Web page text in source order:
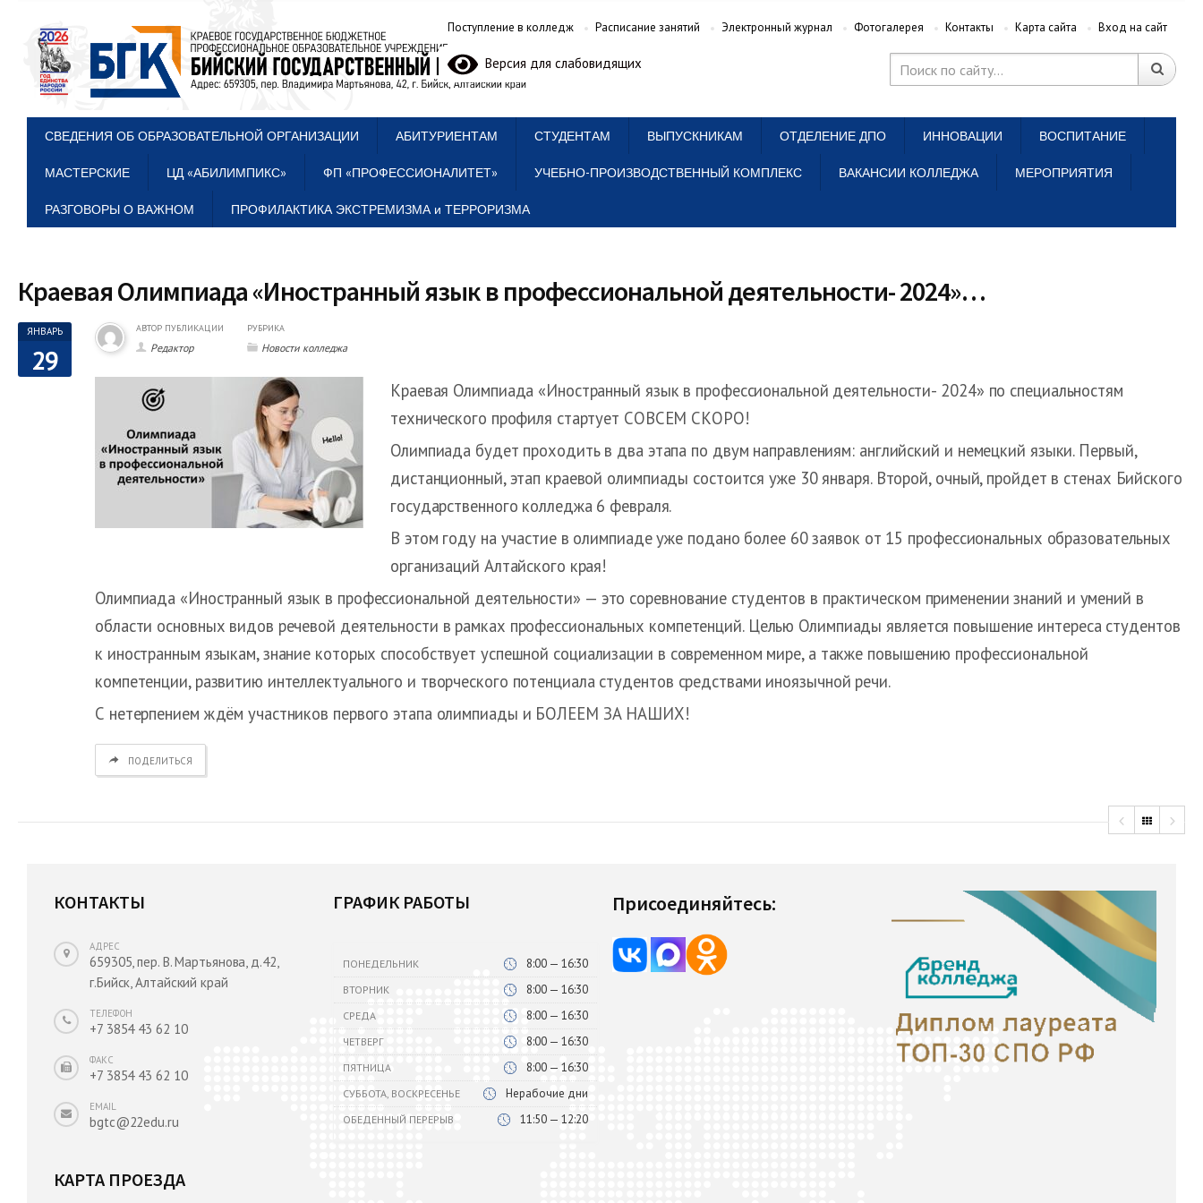
Поступление в колледж Расписание занятий Электронный журнал Фотогалерея Контакты Карта сайта Вход на сайт
Версия для слабовидящих
СВЕДЕНИЯ ОБ ОБРАЗОВАТЕЛЬНОЙ ОРГАНИЗАЦИИ АБИТУРИЕНТАМ СТУДЕНТАМ ВЫПУСКНИКАМ ОТДЕЛЕНИЕ ДПО ИННОВАЦИИ ВОСПИТАНИЕ
МАСТЕРСКИЕ ЦД «АБИЛИМПИКС» ФП «ПРОФЕССИОНАЛИТЕТ» УЧЕБНО-ПРОИЗВОДСТВЕННЫЙ КОМПЛЕКС ВАКАНСИИ КОЛЛЕДЖА МЕРОПРИЯТИЯ
РАЗГОВОРЫ О ВАЖНОМ ПРОФИЛАКТИКА ЭКСТРЕМИЗМА и ТЕРРОРИЗМА
Краевая Олимпиада «Иностранный язык в профессиональной деятельности- 2024»…
ЯНВАРЬ
29
АВТОР ПУБЛИКАЦИИ
Редактор
РУБРИКА
Новости колледжа
Краевая Олимпиада «Иностранный язык в профессиональной деятельности- 2024» по специальностям
технического профиля стартует СОВСЕМ СКОРО!
Олимпиада будет проходить в два этапа по двум направлениям: английский и немецкий языки. Первый,
дистанционный, этап краевой олимпиады состоится уже 30 января. Второй, очный, пройдет в стенах Бийского
государственного колледжа 6 февраля.
В этом году на участие в олимпиаде уже подано более 60 заявок от 15 профессиональных образовательных
организаций Алтайского края!
Олимпиада «Иностранный язык в профессиональной деятельности» — это соревнование студентов в практическом применении знаний и умений в
области основных видов речевой деятельности в рамках профессиональных компетенций. Целью Олимпиады является повышение интереса студентов
к иностранным языкам, знание которых способствует успешной социализации в современном мире, а также повышению профессиональной
компетенции, развитию интеллектуального и творческого потенциала студентов средствами иноязычной речи.
С нетерпением ждём участников первого этапа олимпиады и БОЛЕЕМ ЗА НАШИХ!
ПОДЕЛИТЬСЯ
КОНТАКТЫ
АДРЕС
659305, пер. В. Мартьянова, д.42,
г.Бийск, Алтайский край
ТЕЛЕФОН
+7 3854 43 62 10
ФАКС
+7 3854 43 62 10
EMAIL
bgtc@22edu.ru
ГРАФИК РАБОТЫ
ПОНЕДЕЛЬНИК 8:00 — 16:30
ВТОРНИК 8:00 — 16:30
СРЕДА 8:00 — 16:30
ЧЕТВЕРГ 8:00 — 16:30
ПЯТНИЦА 8:00 — 16:30
СУББОТА, ВОСКРЕСЕНЬЕ Нерабочие дни
ОБЕДЕННЫЙ ПЕРЕРЫВ 11:50 — 12:20
Присоединяйтесь:
КАРТА ПРОЕЗДА